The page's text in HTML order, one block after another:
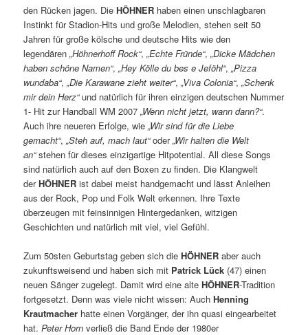
den Rücken jagen. DieHÖHNER haben einen unschlagbaren
Instinkt für Stadion-Hits und große Melodien, stehen seit 50
Jahren für große kölsche und deutsche Hits wie den
legendären„Höhnerhoff Rock“,„Echte Fründe“,„Dicke Mädchen
haben schöne Namen“,„Hey Kölle du bes e Jeföhl“,„Pizza
wundaba“,„Die Karawane zieht weiter“,„Viva Colonia“,„Schenk
mir dein Herz“und natürlich für ihren einzigen deutschen Nummer
1- Hit zur Handball WM 2007„Wenn nicht jetzt, wann dann?“.
Auch ihre neueren Erfolge, wie„Wir sind für die Liebe
gemacht“,„Steh auf, mach laut“oder„Wir halten die Welt
an“stehen für dieses einzigartige Hitpotential. All diese Songs
sind natürlich auch auf den Boxen zu finden. Die Klangwelt
derHÖHNER ist dabei meist handgemacht und lässt Anleihen
aus der Rock, Pop und Folk Welt erkennen. Ihre Texte
überzeugen mit feinsinnigen Hintergedanken, witzigen
Geschichten und natürlich mit viel, viel Gefühl.
Zum 50sten Geburtstag geben sich dieHÖHNER aber auch
zukunftsweisend und haben sich mit Patrick Lück (47) einen
neuen Sänger zugelegt. Damit wird eine alteHÖHNER-Tradition
fortgesetzt. Denn was viele nicht wissen: AuchHenning
Krautmacher hatte einen Vorgänger, der ihn quasi eingearbeitet
hat.Peter Horn verließ die Band Ende der 1980er